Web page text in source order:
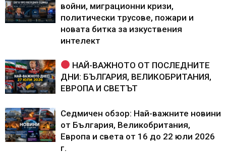
войни, миграционни кризи,
политически трусове, пожари и
новата битка за изкуствения
интелект
НАЙ-ВАЖНОТО ОТ ПОСЛЕДНИТЕ
ДНИ: БЪЛГАРИЯ, ВЕЛИКОБРИТАНИЯ,
ЕВРОПА И СВЕТЪТ
Седмичен обзор: Най-важните новини
от България, Великобритания,
Европа и света от 16 до 22 юли 2026
г.